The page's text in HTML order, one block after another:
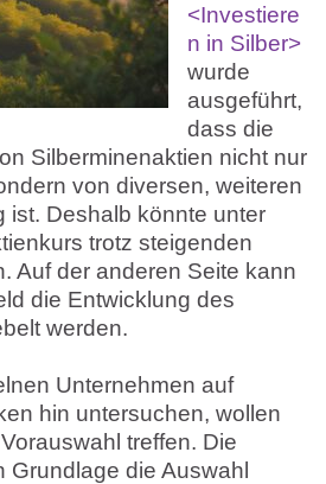
<Investiere
n in Silber>
wurde
ausgeführt,
dass die
Silberminenaktien nicht nur
von diversen, weiteren
ist. Deshalb könnte unter
trotz steigenden
Auf der anderen Seite kann
die Entwicklung des
werden.
Unternehmen auf
hin untersuchen, wollen
treffen. Die
Grundlage die Auswahl